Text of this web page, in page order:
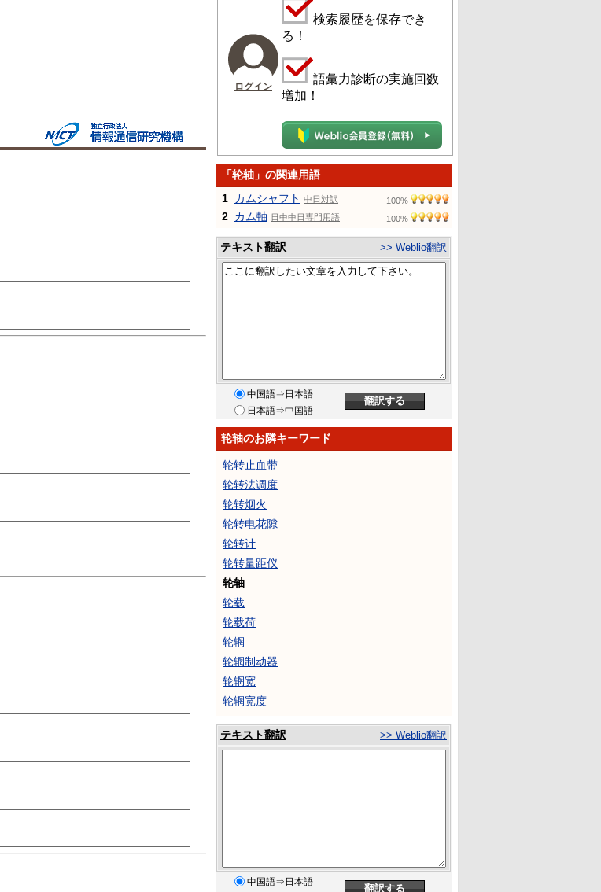
ログイン
検索履歴を保存でき
る！
語彙力診断の実施回数
増加！
「轮轴」の関連用語
1 カムシャフト 中日対訳 100%
2 カム軸 日中中日専門用語 100%
テキスト翻訳 >> Weblio翻訳
中国語⇒日本語
日本語⇒中国語
轮轴のお隣キーワード
轮转止血带
轮转法调度
轮转烟火
轮转电花隙
轮转计
轮转量距仪
轮轴
轮载
轮载荷
轮辋
轮辋制动器
轮辋宽
轮辋宽度
テキスト翻訳 >> Weblio翻訳
中国語⇒日本語